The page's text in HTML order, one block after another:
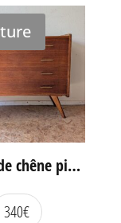
Commode chêne pieds compas vintage
340€